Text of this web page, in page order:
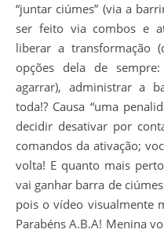
“juntar ciúmes” (via a
ser feito via combos e
liberar a transformação
opções dela de
agarrar), administrar a
toda!? Causa “uma
decidir desativar por
comandos da ativação;
volta! E quanto mais
vai ganhar barra de
pois o vídeo visualmente
Parabéns A.B.A! Menina